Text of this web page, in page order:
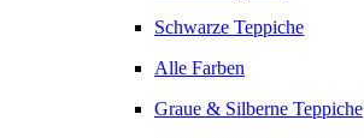
Schwarze Teppiche
Alle Farben
Graue & Silberne Teppiche